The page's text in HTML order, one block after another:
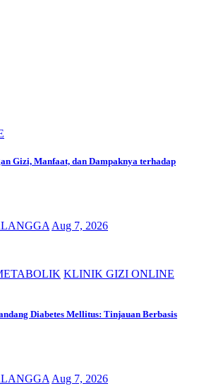
Gizi, Manfaat, dan Dampaknya terhadap
Aug 7, 2026
KLINIK GIZI ONLINE
Diabetes Mellitus: Tinjauan Berbasis
Aug 7, 2026